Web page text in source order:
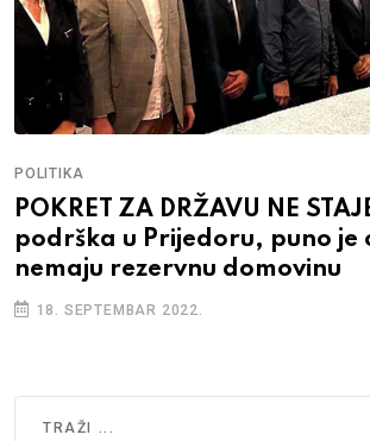
POLITIKA
POKRET ZA DRŽAVU NE
podrška u Prijedoru, puno je
nemaju rezervnu domovinu
18. SEPTEMBAR 2022.